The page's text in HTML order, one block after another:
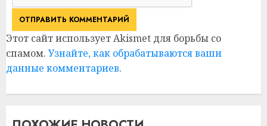
Этот сайт использует Akismet для борьбы со
спамом. Узнайте, как обрабатываются ваши
данные комментариев.